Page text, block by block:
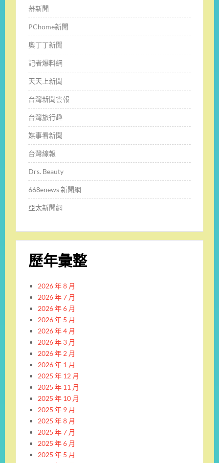
蕃新聞
PChome新聞
奧丁丁新聞
記者爆料網
天天上新聞
台灣新聞雲報
台灣旅行趣
媒事看新聞
台灣線報
Drs. Beauty
668enews 新聞網
亞太新聞網
歷年彙整
2026 年 8 月
2026 年 7 月
2026 年 6 月
2026 年 5 月
2026 年 4 月
2026 年 3 月
2026 年 2 月
2026 年 1 月
2025 年 12 月
2025 年 11 月
2025 年 10 月
2025 年 9 月
2025 年 8 月
2025 年 7 月
2025 年 6 月
2025 年 5 月